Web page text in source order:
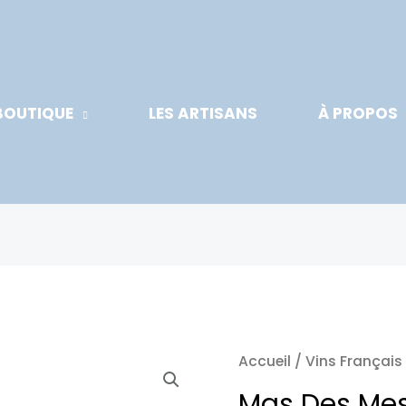
LES ARTISANS À PROPOS
Accueil / Vins Français